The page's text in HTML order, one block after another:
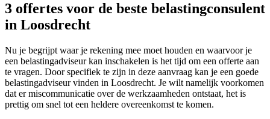
3 offertes voor de beste belastingconsulent
in Loosdrecht
Nu je begrijpt waar je rekening mee moet houden en waarvoor je
een belastingadviseur kan inschakelen is het tijd om een offerte aan
te vragen. Door specifiek te zijn in deze aanvraag kan je een goede
belastingadviseur vinden in Loosdrecht. Je wilt namelijk voorkomen
dat er miscommunicatie over de werkzaamheden ontstaat, het is
prettig om snel tot een heldere overeenkomst te komen.